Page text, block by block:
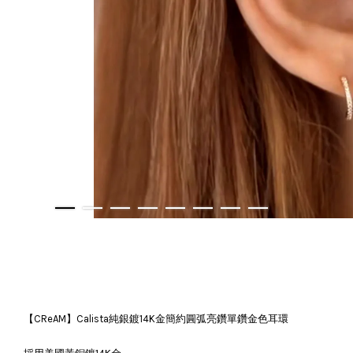
【CReAM】Calista純銀鍍14K金簡約圓弧亮鑽單鑽金色耳環